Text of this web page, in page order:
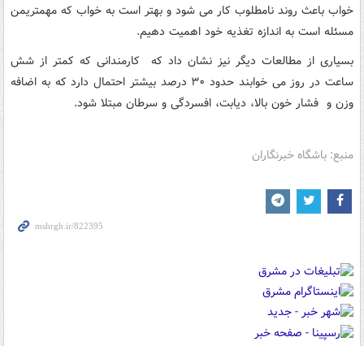
خواب باعث روند نامطلوب کار می شود و بهتر است به خواب که مهمتریمن
مسئله است به اندازه تغذیه خود اهمیت دهیم.
بسیاری از مطالعات دیگر نیز نشان داد که کارمندانی که کمتر از شش
ساعت در روز می خوابند حدود ۳۰ درصد بیشتر احتمال دارد که به اضافه
وزن و فشار خون بالا، دیابت، افسردگی و سرطان مبتلا شود.
منبع: باشگاه خبرنگاران